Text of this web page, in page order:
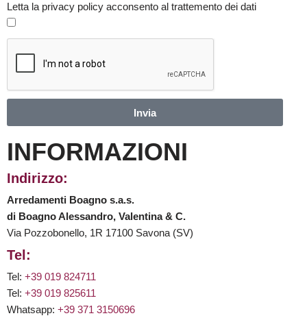
Letta la privacy policy acconsento al trattemento dei dati
Invia
INFORMAZIONI
Indirizzo:
Arredamenti Boagno s.a.s.
di Boagno Alessandro, Valentina & C.
Via Pozzobonello, 1R 17100 Savona (SV)
Tel:
Tel: +39 019 824711
Tel: +39 019 825611
Whatsapp: +39 371 3150696